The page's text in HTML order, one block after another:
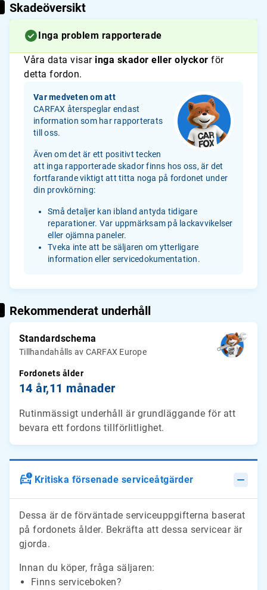
Skadeöversikt
Inga problem rapporterade
Våra data visar inga skador eller olyckor för
detta fordon.
Var medveten om att
CARFAX återspeglar endast
information som har rapporterats
till oss.
Även om det är ett positivt tecken
att inga rapporterade skador finns hos oss, är det
fortfarande viktigt att titta noga på fordonet under
din provkörning:
Små detaljer kan ibland antyda tidigare
reparationer. Var uppmärksam på lackavvikelser
eller ojämna paneler.
Tveka inte att be säljaren om ytterligare
information eller servicedokumentation.
Rekommenderat underhåll
Standardschema
Tillhandahålls av CARFAX Europe
Fordonets ålder
14 år,11 månader
Rutinmässigt underhåll är grundläggande för att
bevara ett fordons tillförlitlighet.
Kritiska försenade serviceåtgärder
Dessa är de förväntade serviceuppgifterna baserat
på fordonets ålder. Bekräfta att dessa servicear är
gjorda.
Innan du köper, fråga säljaren:
Finns serviceboken?